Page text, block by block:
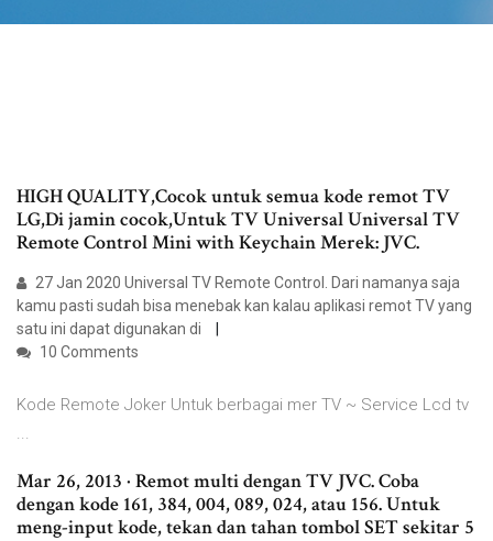
HIGH QUALITY,Cocok untuk semua kode remot TV
LG,Di jamin cocok,Untuk TV Universal Universal TV
Remote Control Mini with Keychain Merek: JVC.
27 Jan 2020 Universal TV Remote Control. Dari namanya saja
kamu pasti sudah bisa menebak kan kalau aplikasi remot TV yang
satu ini dapat digunakan di
10 Comments
Kode Remote Joker Untuk berbagai mer TV ~ Service Lcd tv
...
Mar 26, 2013 · Remot multi dengan TV JVC. Coba
dengan kode 161, 384, 004, 089, 024, atau 156. Untuk
meng-input kode, tekan dan tahan tombol SET sekitar 5